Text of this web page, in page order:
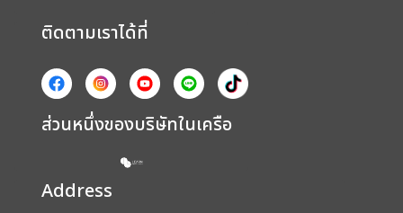
ติดตามเราได้ที่
ส่วนหนึ่งของบริษัทในเครือ
Address